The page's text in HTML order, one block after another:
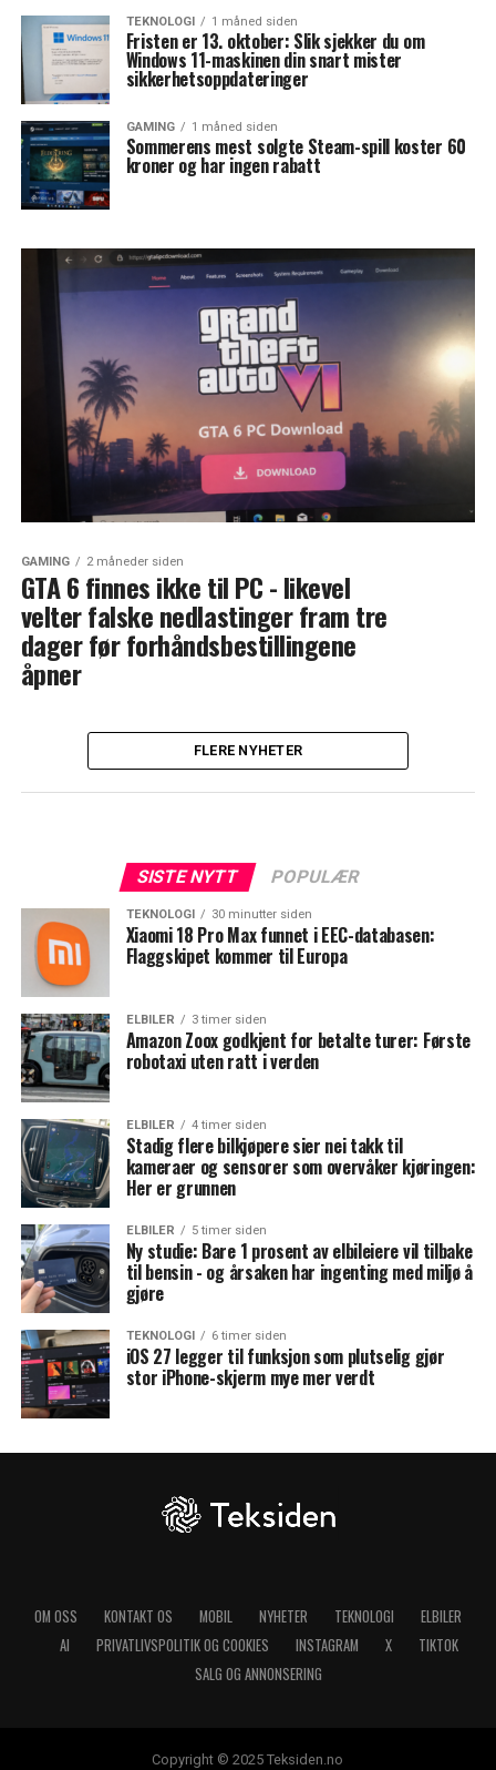
TEKNOLOGI 1 måned siden
Fristen er 13. oktober: Slik sjekker du om
Windows 11-maskinen din snart mister
sikkerhetsoppdateringer
GAMING 1 måned siden
Sommerens mest solgte Steam-spill koster 60
kroner og har ingen rabatt
GAMING 2 måneder siden
GTA 6 finnes ikke til PC - likevel
velter falske nedlastinger fram tre
dager før forhåndsbestillingene
åpner
FLERE NYHETER
SISTE NYTT POPULÆR
TEKNOLOGI 30 minutter siden
Xiaomi 18 Pro Max funnet i EEC-databasen:
Flaggskipet kommer til Europa
ELBILER 3 timer siden
Amazon Zoox godkjent for betalte turer: Første
robotaxi uten ratt i verden
ELBILER 4 timer siden
Stadig flere bilkjøpere sier nei takk til
kameraer og sensorer som overvåker kjøringen:
Her er grunnen
ELBILER 5 timer siden
Ny studie: Bare 1 prosent av elbileiere vil tilbake
til bensin - og årsaken har ingenting med miljø å
gjøre
TEKNOLOGI 6 timer siden
iOS 27 legger til funksjon som plutselig gjør
stor iPhone-skjerm mye mer verdt
OM OSS KONTAKT OS MOBIL NYHETER TEKNOLOGI
ELBILER
AI
PRIVATLIVSPOLITIK OG COOKIES INSTAGRAM X
TIKTOK
SALG OG ANNONSERING
Copyright © 2025 Teksiden.no